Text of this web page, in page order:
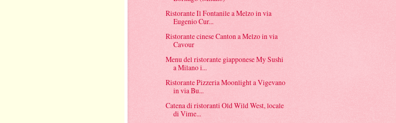
Ristorante Il Fontanile a Melzo in via
Eugenio Cur...
Ristorante cinese Canton a Melzo in via
Cavour
Menu del ristorante giapponese My Sushi
a Milano i...
Ristorante Pizzeria Moonlight a Vigevano
in via Bu...
Catena di ristoranti Old Wild West, locale
di Vime...